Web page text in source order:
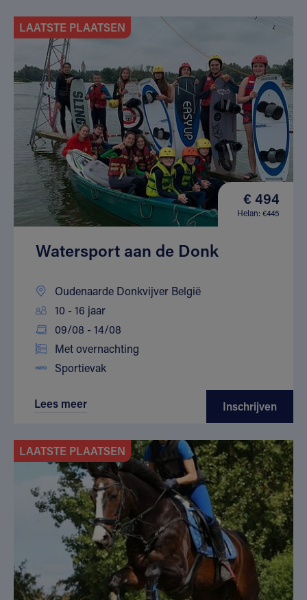
LAATSTE PLAATSEN
€ 494
Helan: €445
Watersport aan de Donk
Oudenaarde Donkvijver België
10 - 16 jaar
09/08 - 14/08
Met overnachting
Sportievak
Lees meer Inschrijven
LAATSTE PLAATSEN